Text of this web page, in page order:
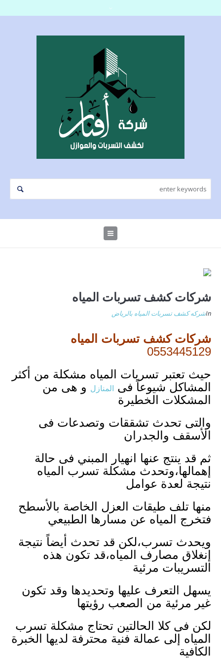
شركات كشف تسربات المياه
Inشركه كشف تسربات المياه بالرياض
شركات كشف تسربات المياه
0553445129
حيث تعتبر تسربات المياه مشكلة من أكثر
المشاكل شيوعاً فى المنازل و هى من
المشكلات الخطيرة
والتى تحدث تشققات وتصدعات فى
الأسقف والجدران
ثم قد ينتج عنها انهيار المبني فى حالة
إهمالها،وتحدث مشكلة تسرب المياه
نتيجة لعدة عوامل
منها تلف طيقات العزل الخاصة بالأسطح
فتخرج المياه عن مسارها الطبيعي
ويحدث تسرب،لكن قد تحدث أيضاً نتيجة
إنغلاق مصارف المياه،قد تكون هذه
التسريبات مرئية
يسهل التعرف عليها وتحديدها وقد تكون
غير مرئية من الصعب رؤيتها
لكن فى كلا الحالتين تحتاج مشكلة تسرب
المياه إلى عمالة فنية محترفة لديها الخبرة
الكافية